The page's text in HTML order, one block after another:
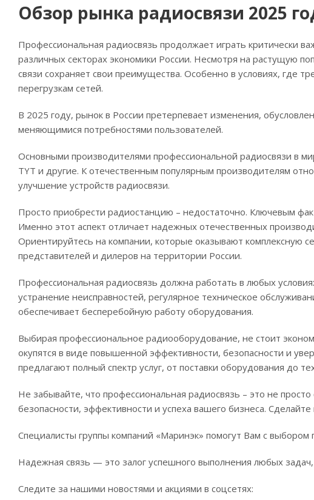
Обзор рынка радиосвязи 2025
Профессиональная радиосвязь продолжает играть критически
различных секторах экономики России. Несмотря на растущую
связи сохраняет свои преимущества. Особенно в условиях, где
перегрузкам сетей.
В 2025 году, рынок в России претерпевает изменения,
меняющимися потребностями пользователей.
Основными производителями профессиональной радиосвязи в
TYT и другие. К отечественным популярным производителям
улучшение устройств радиосвязи.
Просто приобрести радиостанцию – недостаточно. Ключевым
Именно этот аспект отличает надежных отечественных
Ориентируйтесь на компании, которые оказывают комплексную
представителей и дилеров на территории России.
Профессиональная радиосвязь должна работать в любых
устранение неисправностей, регулярное техническое
обеспечивает бесперебойную работу оборудования.
Выбирая профессиональное радиооборудование, не стоит
окупятся в виде повышенной эффективности, безопасности и
предлагают полный спектр услуг, от поставки оборудования до
Не забывайте, что профессиональная радиосвязь – это не
безопасности, эффективности и успеха вашего бизнеса.
Специалисты группы компаний «Маринэк» помогут Вам с
Надежная связь — это залог успешного выполнения любых
Следите за нашими новостями и акциями в соцсетях: